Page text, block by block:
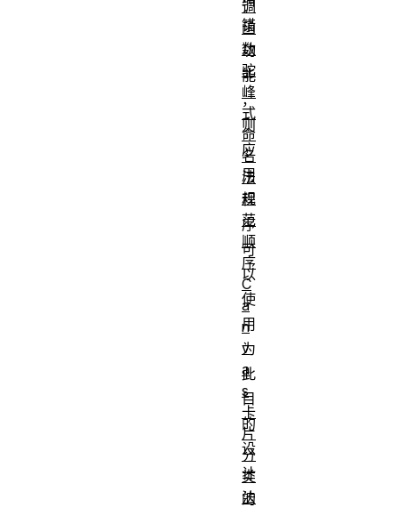
错
功
能
，
则
应
用
程
序
可
以
使
用
为
此
目
的
设
计
的
调
函
数
驼
峰
式
命
名
法
规
范
顺
序
C
a
n
v
a
s
卡
片
分
类
法